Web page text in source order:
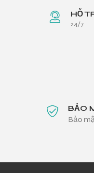
HỖ
24/7
BẢO
Bảo